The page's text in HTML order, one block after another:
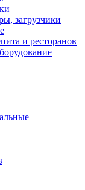
загрузчики
и ресторанов